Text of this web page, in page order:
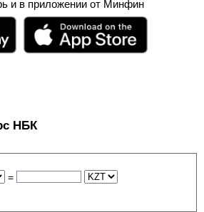
и в приложении от Минфин
НБК
=